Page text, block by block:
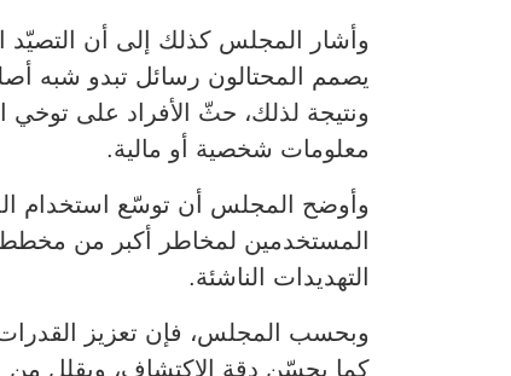
يصمم المحتالون رسائل تبدو شبه
ونتيجة لذلك، حثّ الأفراد على توخي
معلومات شخصية أو مالية.
وأوضح المجلس أن توسّع استخدام
المستخدمين لمخاطر أكبر من
التهديدات الناشئة.
وبحسب المجلس، فإن تعزيز القدرات
كما يحسّن دقة الاكتشاف، ويقلل من